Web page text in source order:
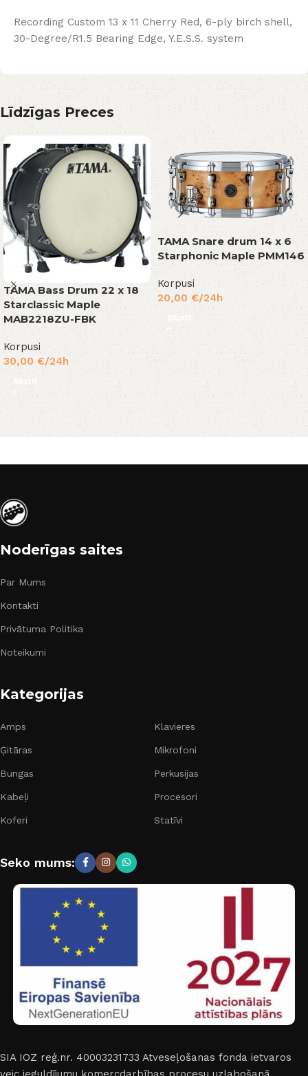
Recording Custom 13 x 11 Cherry Red, 6-ply birch shell,
30-Degree/R1.5 Bearing Edge, Y.E.S.S. system
Līdzīgas Preces
TAMA Bass Drum 22 x 18
Starclassic Maple
MAB2218ZU-FBK
Korpusi
30,00 €/24h
Skatīt
TAMA Snare drum 14 x 6
Starphonic Maple PMM146
Korpusi
20,00 €/24h
Skatīt
Noderīgas saites
Par Mums
Kontakti
Privātuma Politika
Noteikumi
Kategorijas
Amps
Ģitāras
Bungas
Kabeļi
Koferi
Klavieres
Mikrofoni
Perkusijas
Procesori
Statīvi
Seko mums:
SIA IOZ reģ.nr. 40003231733 Atveseļošanas fonda ietvaros